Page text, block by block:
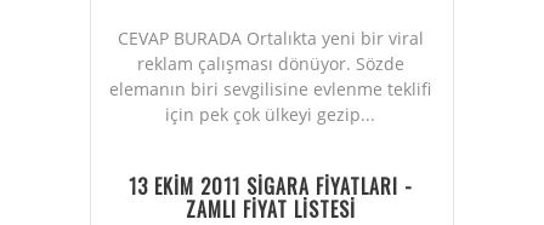
CEVAP BURADA Ortalıkta yeni bir viral
reklam çalışması dönüyor. Sözde
elemanın biri sevgilisine evlenme teklifi
için pek çok ülkeyi gezip...
13 EKİM 2011 SİGARA FİYATLARI -
ZAMLI FİYAT LİSTESİ